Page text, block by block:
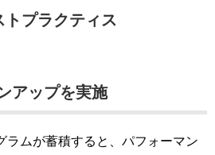
プラクティス
アップを実施
ラムが蓄積すると、パフォーマン